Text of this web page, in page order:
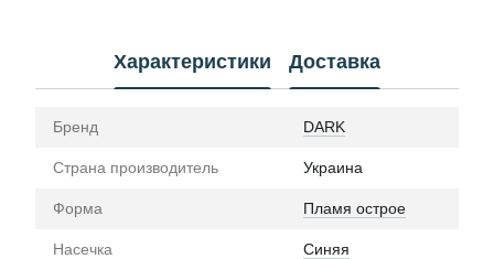
Характеристики Доставка
Бренд DARK
Страна производитель Украина
Форма Пламя острое
Насечка Синяя